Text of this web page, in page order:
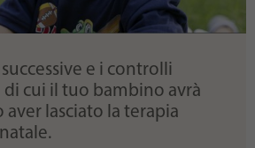
e i controlli
cui il tuo bambino avrà
lasciato la terapia